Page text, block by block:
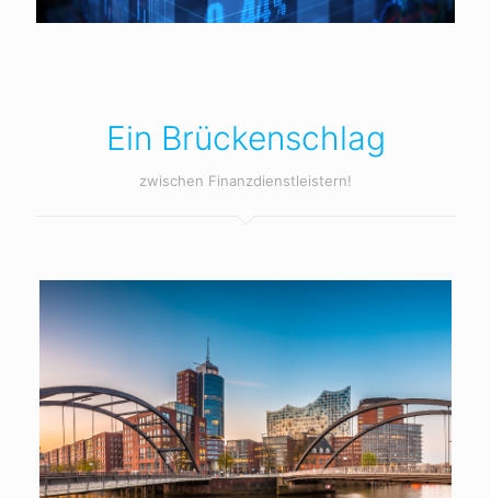
Ein Brückenschlag
zwischen Finanzdienstleistern!
FINANZKONZEPTE